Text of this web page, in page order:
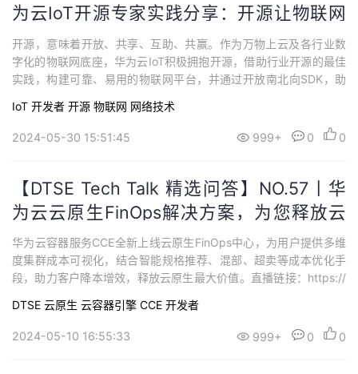
为云IoT开源专家实践分享：开源让物联网
平台更开放易用
开源，意味着开放、共享、互助、共赢。作为万物上云及各行业数
字化的物联网底座，华为云IoT积极拥抱开源，借助行业开源的最佳
实践，构建可靠、易用的物联网平台，并通过开放南北向SDK，助
联网平台资深“程序猿”张俭，带你了解华为云IoT的开源生态，并手
把手教你玩转开源社区！
IoT 开发者 开源 物联网 网络技术
2024-05-30 15:51:45 999+ 0 0
【DTSE Tech Talk 精选问答】NO.57丨华
为云云原生FinOps解决方案，为您释放云
原生最大价值
华为云容器服务CCE全新上线云原生FinOps中心，为用户提供多维
度集群成本可视化，结合智能规格推荐、混部、超卖等成本优化手
段，助力客户降本增效，释放云原生最大价值。直播链接：https://
Ops中心最小可以从什么粒度跟踪资源利用率，单个命名空间或Pod
级别的成本可以洞察吗？提供...
DTSE 云原生 云容器引擎 CCE 开发者
2024-05-10 16:55:33 999+ 0 0